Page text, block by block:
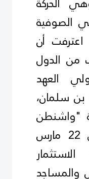
الصوفية
اعترفت أن
من الدول
العهد
بن سلمان،
"واشنطن
بوست" الأميركية في 22 مارس